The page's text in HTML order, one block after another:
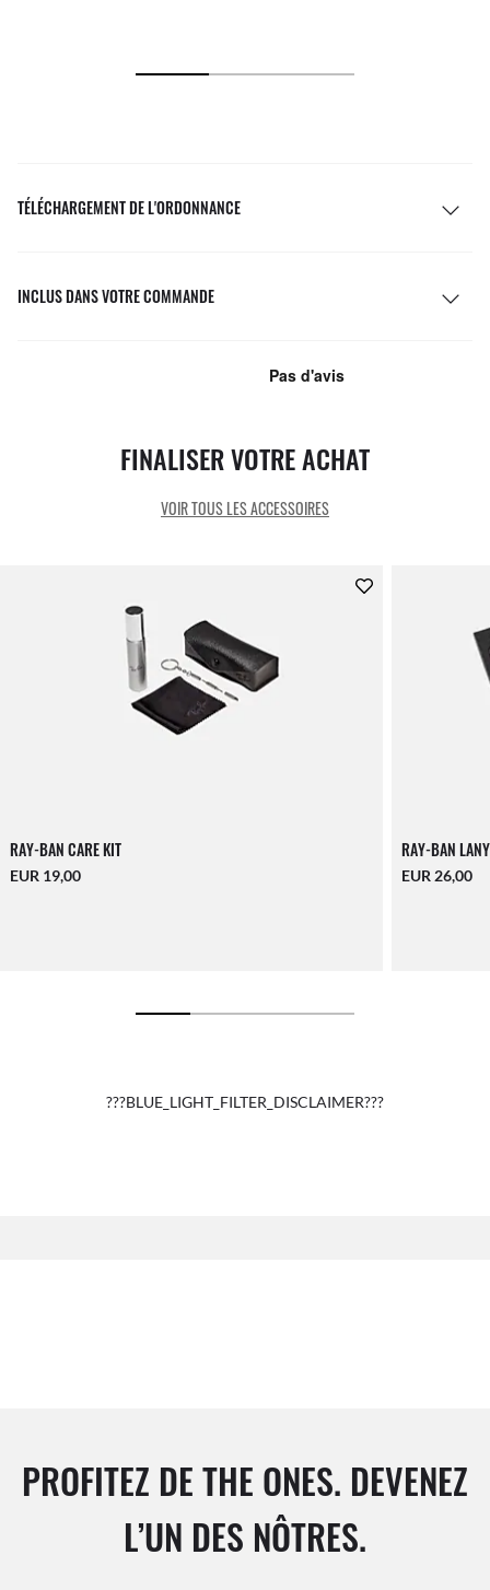
TÉLÉCHARGEMENT DE L'ORDONNANCE
INCLUS DANS VOTRE COMMANDE
FINALISER VOTRE ACHAT
VOIR TOUS LES ACCESSOIRES
RAY-BAN CARE KIT
EUR 19,00
RAY-BAN
EUR 26,00
???BLUE_LIGHT_FILTER_DISCLAIMER???
PROFITEZ DE THE ONES. DEVENEZ
L’UN DES NÔTRES.